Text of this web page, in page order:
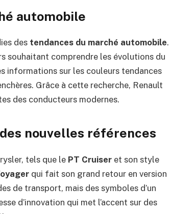
automobile
des tendances du marché automobile.
souhaitant comprendre les évolutions du
informations sur les couleurs tendances
Grâce à cette recherche, Renault
des conducteurs modernes.
nouvelles références
tels que le PT Cruiser et son style
qui fait son grand retour en version
de transport, mais des symboles d’un
d’innovation qui met l’accent sur des